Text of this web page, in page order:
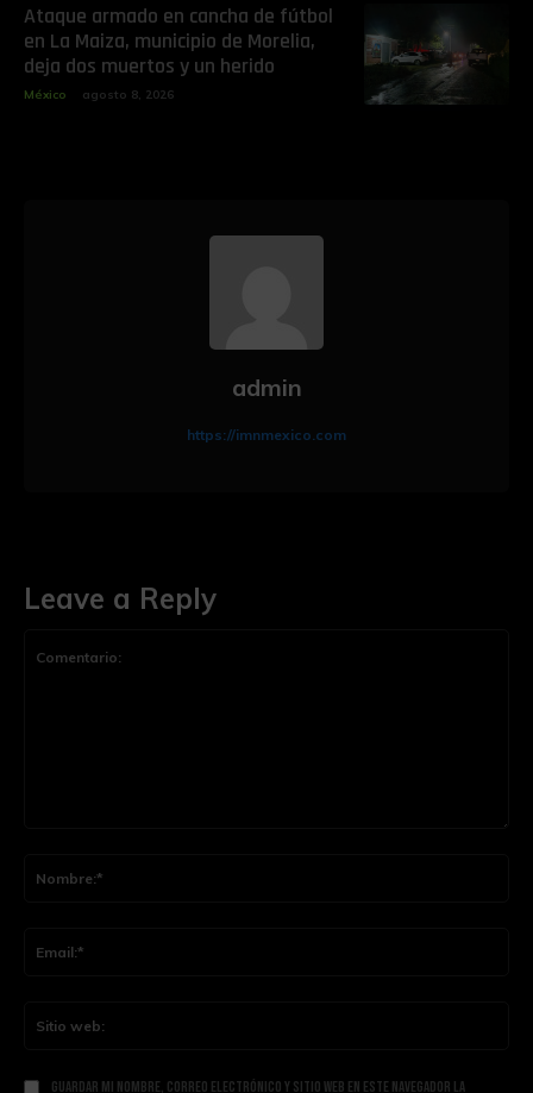
Ataque armado en cancha de fútbol
en La Maiza, municipio de Morelia,
deja dos muertos y un herido
México agosto 8, 2026
Leave a Reply
Guardar mi nombre, correo electrónico y sitio web en este navegador la
admin
https://imnmexico.com